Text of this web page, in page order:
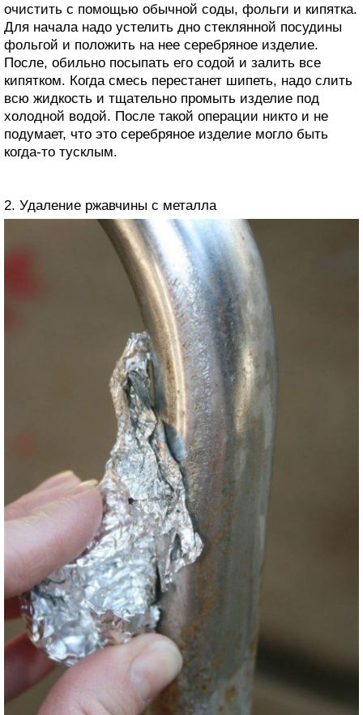
очистить с помощью обычной соды, фольги и кипятка.
Для начала надо устелить дно стеклянной посудины
фольгой и положить на нее серебряное изделие.
После, обильно посыпать его содой и залить все
кипятком. Когда смесь перестанет шипеть, надо слить
всю жидкость и тщательно промыть изделие под
холодной водой. После такой операции никто и не
подумает, что это серебряное изделие могло быть
когда-то тусклым.
2. Удаление ржавчины с металла